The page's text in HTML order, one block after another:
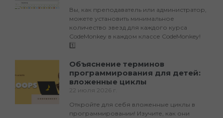
Вы, как преподаватель или администратор,
можете установить минимальное
количество звезд для каждого курса
CodeMonkey в каждом классе CodeMonkey!
1️⃣
Объяснение терминов
программирования для детей:
вложенные циклы
22 июля 2026 г.
Откройте для себя вложенные циклы в
программировании! Изучите, как они